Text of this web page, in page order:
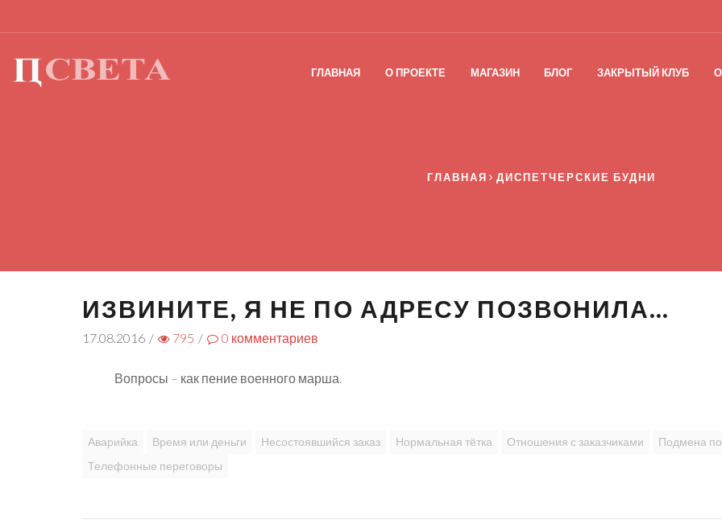
ГЛАВНАЯ О ПРОЕКТЕ МАГАЗИН БЛОГ ЗАКРЫТЫЙ КЛУБ
ГЛАВНАЯ ДИСПЕТЧЕРСКИЕ БУДНИ
ИЗВИНИТЕ, Я НЕ ПО АДРЕСУ ПОЗВОНИЛА…
17.08.2016 / 795 / 0 комментариев
Вопросы – как пение военного марша.
Аварийка Время или деньги Несостоявшийся заказ Нормальная тётка Отношения с заказчиками
Подмена
Телефонные переговоры